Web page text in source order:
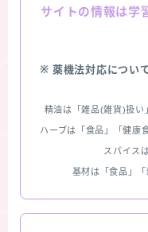
サイトの情報は学
※ 薬機法対応につい
精油は「雑品(雑貨)扱い
ハーブは「食品」「健康
スパイス
基材は「食品」